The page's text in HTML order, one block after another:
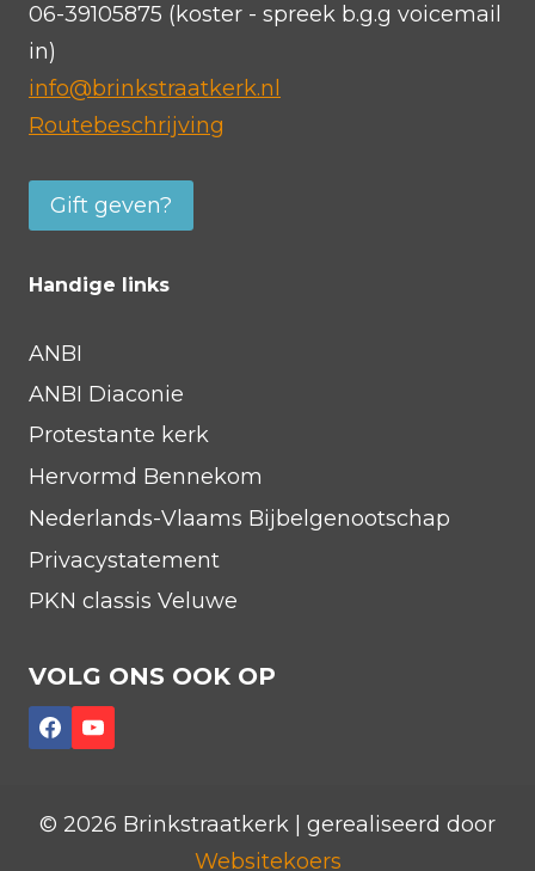
06-39105875 (koster - spreek b.g.g voicemail
in)
info@brinkstraatkerk.nl
Routebeschrijving
Gift geven?
Handige links
ANBI
ANBI Diaconie
Protestante kerk
Hervormd Bennekom
Nederlands-Vlaams Bijbelgenootschap
Privacystatement
PKN classis Veluwe
VOLG ONS OOK OP
© 2026 Brinkstraatkerk | gerealiseerd door
Websitekoers